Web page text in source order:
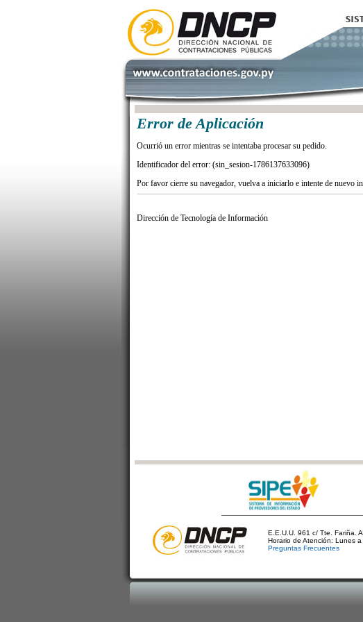
Error de Aplicación
Ocurrió un error mientras se intentaba procesar su pedido.
Identificador del error: (sin_sesion-1786137633096)
Por favor cierre su navegador, vuelva a iniciarlo e intente de nuevo
Dirección de Tecnología de Información
E.E.U.U. 961 c/ Tte. Fariña.
Horario de Atención: Lunes
Preguntas Frecuentes